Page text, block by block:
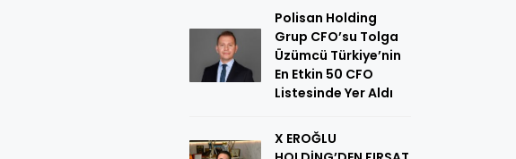
Polisan Holding
Grup CFO’su Tolga
Üzümcü Türkiye’nin
En Etkin 50 CFO
Listesinde Yer Aldı
X EROĞLU